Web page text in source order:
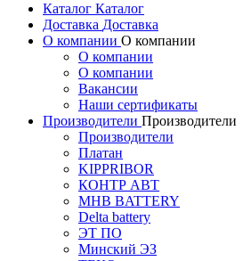
Каталог Каталог
Доставка Доставка
О компании О компании
О компании
О компании
Вакансии
Наши сертификаты
Производители Производители
Производители
Платан
KIPPRIBOR
КОНТР АВТ
MHB BATTERY
Delta battery
ЭT ПО
Минский ЭЗ